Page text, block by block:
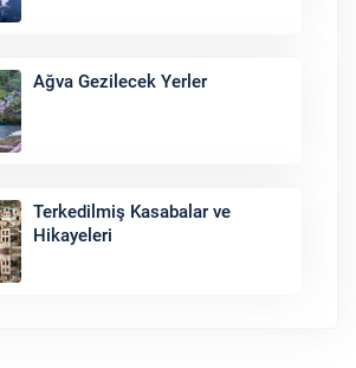
Ağva Gezilecek Yerler
Terkedilmiş Kasabalar ve
Hikayeleri